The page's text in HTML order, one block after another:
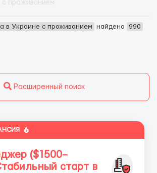
в Украине с проживанием найдено
990
Расширенный поиск
($1500–
старт в